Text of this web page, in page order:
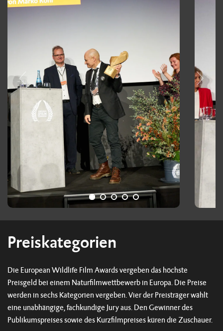
Preiskategorien
Die European Wildlife Film Awards vergeben das höchste
Preisgeld bei einem Naturfilmwettbewerb in Europa. Die Preise
werden in sechs Kategorien vergeben. Vier der Preisträger wählt
eine unabhängige, fachkundige Jury aus. Den Gewinner des
Publikumspreises sowie des Kurzfilmpreises küren die Zuschauer.